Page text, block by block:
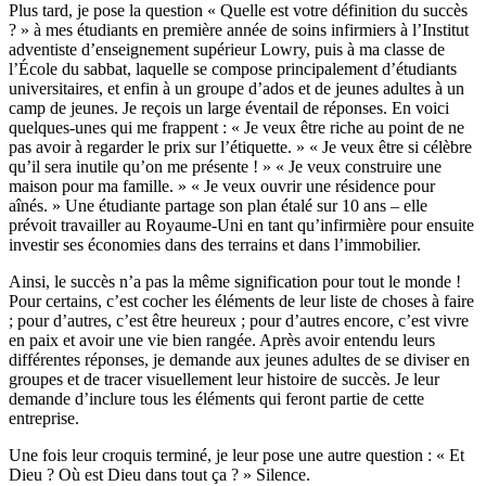
Plus tard, je pose la question « Quelle est votre définition du succès
? » à mes étudiants en première année de soins infirmiers à l’Institut
adventiste d’enseignement supérieur Lowry, puis à ma classe de
l’École du sabbat, laquelle se compose principalement d’étudiants
universitaires, et enfin à un groupe d’ados et de jeunes adultes à un
camp de jeunes. Je reçois un large éventail de réponses. En voici
quelques-unes qui me frappent : « Je veux être riche au point de ne
pas avoir à regarder le prix sur l’étiquette. » « Je veux être si célèbre
qu’il sera inutile qu’on me présente ! » « Je veux construire une
maison pour ma famille. » « Je veux ouvrir une résidence pour
aînés. » Une étudiante partage son plan étalé sur 10 ans – elle
prévoit travailler au Royaume-Uni en tant qu’infirmière pour ensuite
investir ses économies dans des terrains et dans l’immobilier.
Ainsi, le succès n’a pas la même signification pour tout le monde !
Pour certains, c’est cocher les éléments de leur liste de choses à faire
; pour d’autres, c’est être heureux ; pour d’autres encore, c’est vivre
en paix et avoir une vie bien rangée. Après avoir entendu leurs
différentes réponses, je demande aux jeunes adultes de se diviser en
groupes et de tracer visuellement leur histoire de succès. Je leur
demande d’inclure tous les éléments qui feront partie de cette
entreprise.
Une fois leur croquis terminé, je leur pose une autre question : « Et
Dieu ? Où est Dieu dans tout ça ? » Silence.